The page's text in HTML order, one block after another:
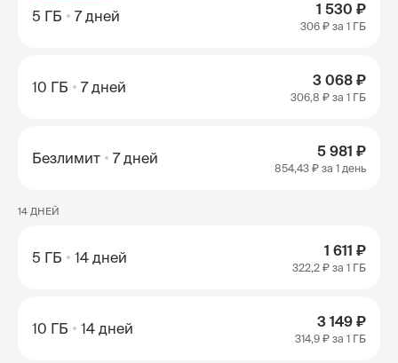
5 ГБ 7 дней 1 530 ₽
306 ₽ за 1 ГБ
10 ГБ 7 дней 3 068 ₽
306,8 ₽ за 1 ГБ
Безлимит 7 дней 5 981 ₽
854,43 ₽ за 1 день
14 ДНЕЙ
5 ГБ 14 дней 1 611 ₽
322,2 ₽ за 1 ГБ
10 ГБ 14 дней 3 149 ₽
314,9 ₽ за 1 ГБ